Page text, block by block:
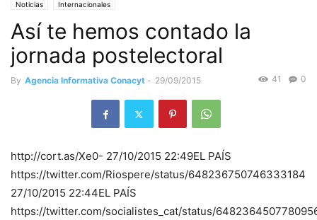
Noticias Internacionales
Así te hemos contado la
jornada postelectoral
By Agencia Informativa Conacyt - 29/09/2015 0
41
http://cort.as/Xe0- 27/10/2015 22:49EL PAÍS
https://twitter.com/Riospere/status/648236750746333184
27/10/2015 22:44EL PAÍS
https://twitter.com/socialistes_cat/status/